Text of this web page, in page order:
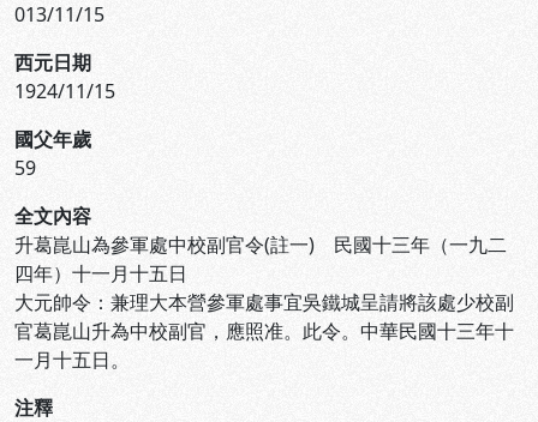
013/11/15
西元日期
1924/11/15
國父年歲
59
全文內容
升葛崑山為參軍處中校副官令(註一) 民國十三年（一九二
四年）十一月十五日
大元帥令：兼理大本營參軍處事宜吳鐵城呈請將該處少校副
官葛崑山升為中校副官，應照准。此令。中華民國十三年十
一月十五日。
注釋